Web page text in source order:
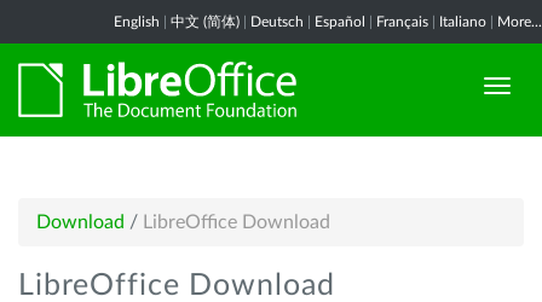
English 中文 (简体) Deutsch Español Français Italiano More...
Download / LibreOffice Download
LibreOffice Download